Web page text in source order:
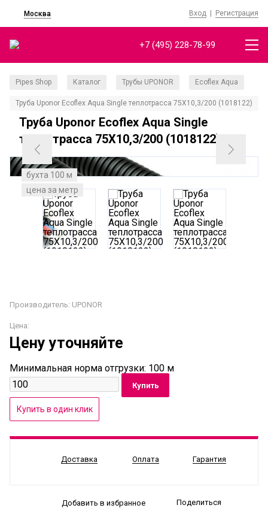
Москва Вход | Регистрация
+7 (495) 228-78-99
Pipes Shop Каталог Трубы UPONOR Ecoflex Aqua
Труба Uponor Ecoflex Aqua Single теплотрасса 75X10,3/200 (1018122)
Труба Uponor Ecoflex Aqua Single
теплотрасса 75X10,3/200 (1018122)
бухта 100 м
цена за метр
Производитель: UPONOR
Цена:
Цену уточняйте
Минимальная норма отгрузки: 100 м
Доставка Оплата Гарантия
Добавить в избранное Поделиться